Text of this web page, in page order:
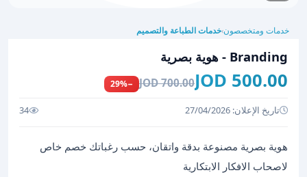
خدمات ومتخصصون›خدمات الطباعة والتصميم
Branding - هوية بصرية
500.00 JOD
700.00 JOD
−29%
تاريخ الإعلان: 27/04/2026 34
هوية بصرية مصنوعة بدقة واتقان، حسب رغباتك خصم خاص
لاصحاب الافكار الابتكارية